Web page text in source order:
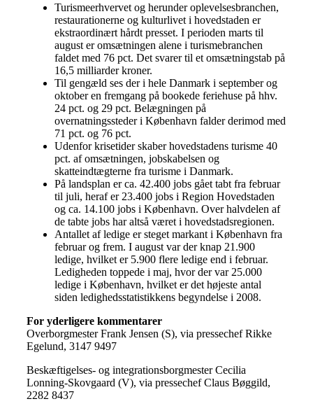
Turismeerhvervet og herunder oplevelsesbranchen,
restaurationerne og kulturlivet i hovedstaden er
ekstraordinært hårdt presset. I perioden marts til
august er omsætningen alene i turismebranchen
faldet med 76 pct. Det svarer til et omsætningstab på
16,5 milliarder kroner.
Til gengæld ses der i hele Danmark i september og
oktober en fremgang på bookede feriehuse på hhv.
24 pct. og 29 pct. Belægningen på
overnatningssteder i København falder derimod med
71 pct. og 76 pct.
Udenfor krisetider skaber hovedstadens turisme 40
pct. af omsætningen, jobskabelsen og
skatteindtægterne fra turisme i Danmark.
På landsplan er ca. 42.400 jobs gået tabt fra februar
til juli, heraf er 23.400 jobs i Region Hovedstaden
og ca. 14.100 jobs i København. Over halvdelen af
de tabte jobs har altså været i hovedstadsregionen.
Antallet af ledige er steget markant i København fra
februar og frem. I august var der knap 21.900
ledige, hvilket er 5.900 flere ledige end i februar.
Ledigheden toppede i maj, hvor der var 25.000
ledige i København, hvilket er det højeste antal
siden ledighedsstatistikkens begyndelse i 2008.
For yderligere kommentarer
Overborgmester Frank Jensen (S), via pressechef Rikke
Egelund, 3147 9497
Beskæftigelses- og integrationsborgmester Cecilia
Lonning-Skovgaard (V), via pressechef Claus Bøggild,
2282 8437